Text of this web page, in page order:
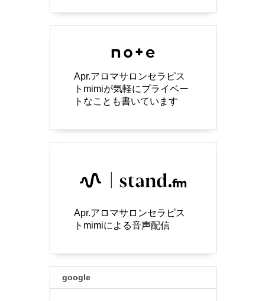
Apr.アロマサロンセラピス
トmimiが気軽にプライベー
トなことも書いています
Apr.アロマサロンセラピス
トmimiによる音声配信
google